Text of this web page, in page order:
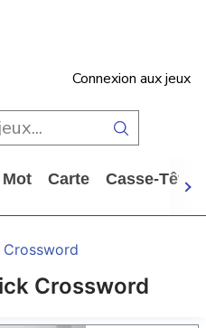
Connexion aux jeux
Mot Carte Casse-Tête
Crossword